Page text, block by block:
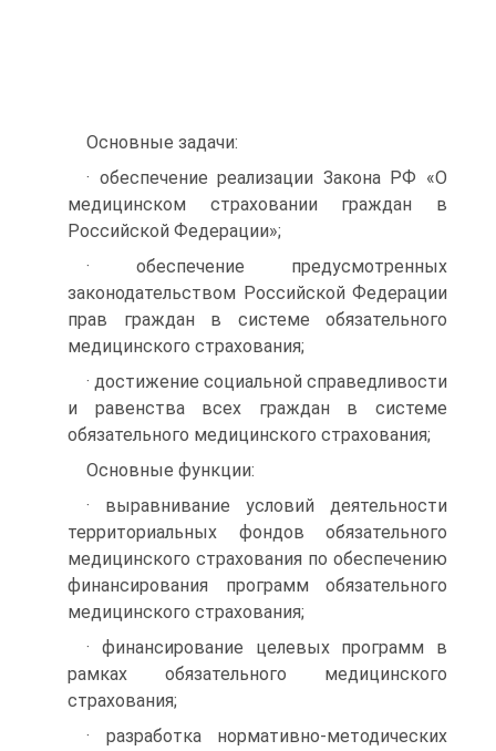
Основные задачи:
· обеспечение реализации Закона РФ «О
медицинс­ком страховании граждан в
Российской Федерации»;
· обеспечение предусмотренных
законодательством Российской Федерации
прав граждан в системе обя­зательного
медицинского страхования;
· достижение социальной справедливости
и равенства всех граждан в системе
обязательного медицинско­го страхования;
Основные функции:
· выравнивание условий деятельности
территориаль­ных фондов обязательного
медицинского страхова­ния по обеспечению
финансирования программ обя­зательного
медицинского страхования;
· финансирование целевых программ в
рамках обя­зательного медицинского
страхования;
· разработка нормативно-методических